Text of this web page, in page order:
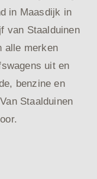
in Maasdijk in
van Staalduinen
alle merken
uit en
benzine en
Staalduinen